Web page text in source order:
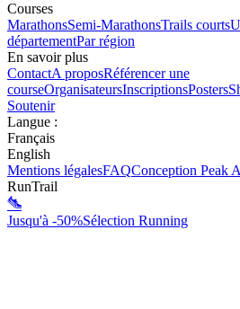
Courses
MarathonsSemi-MarathonsTrails courts
départementPar région
En savoir plus
ContactA proposRéférencer une
courseOrganisateursInscriptionsPosters
Soutenir
Langue :
Français
English
Mentions légalesFAQConception Peak
RunTrail
Jusqu'à -50%Sélection Running